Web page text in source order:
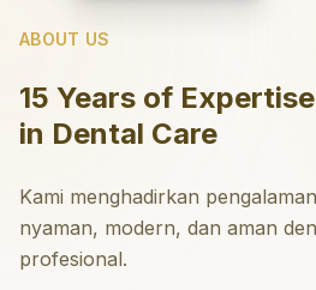
ABOUT US
15 Years of Expertise
in Dental Care
Kami menghadirkan
nyaman, modern, dan aman
profesional.